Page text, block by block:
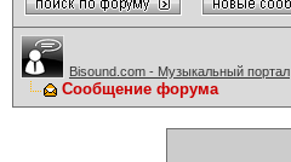
Bisound.com - Музыкальный портал
Сообщение форума